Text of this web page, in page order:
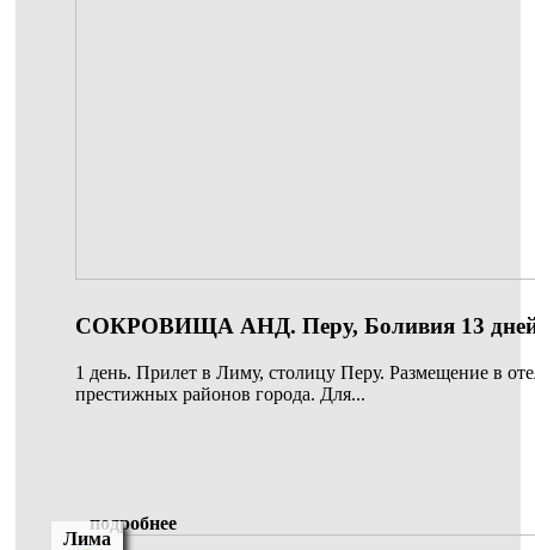
СОКРОВИЩА АНД. Перу, Боливия 13
1 день. Прилет в Лиму, столицу Перу. Размещение в
престижных районов города. Для...
подробнее
Лима